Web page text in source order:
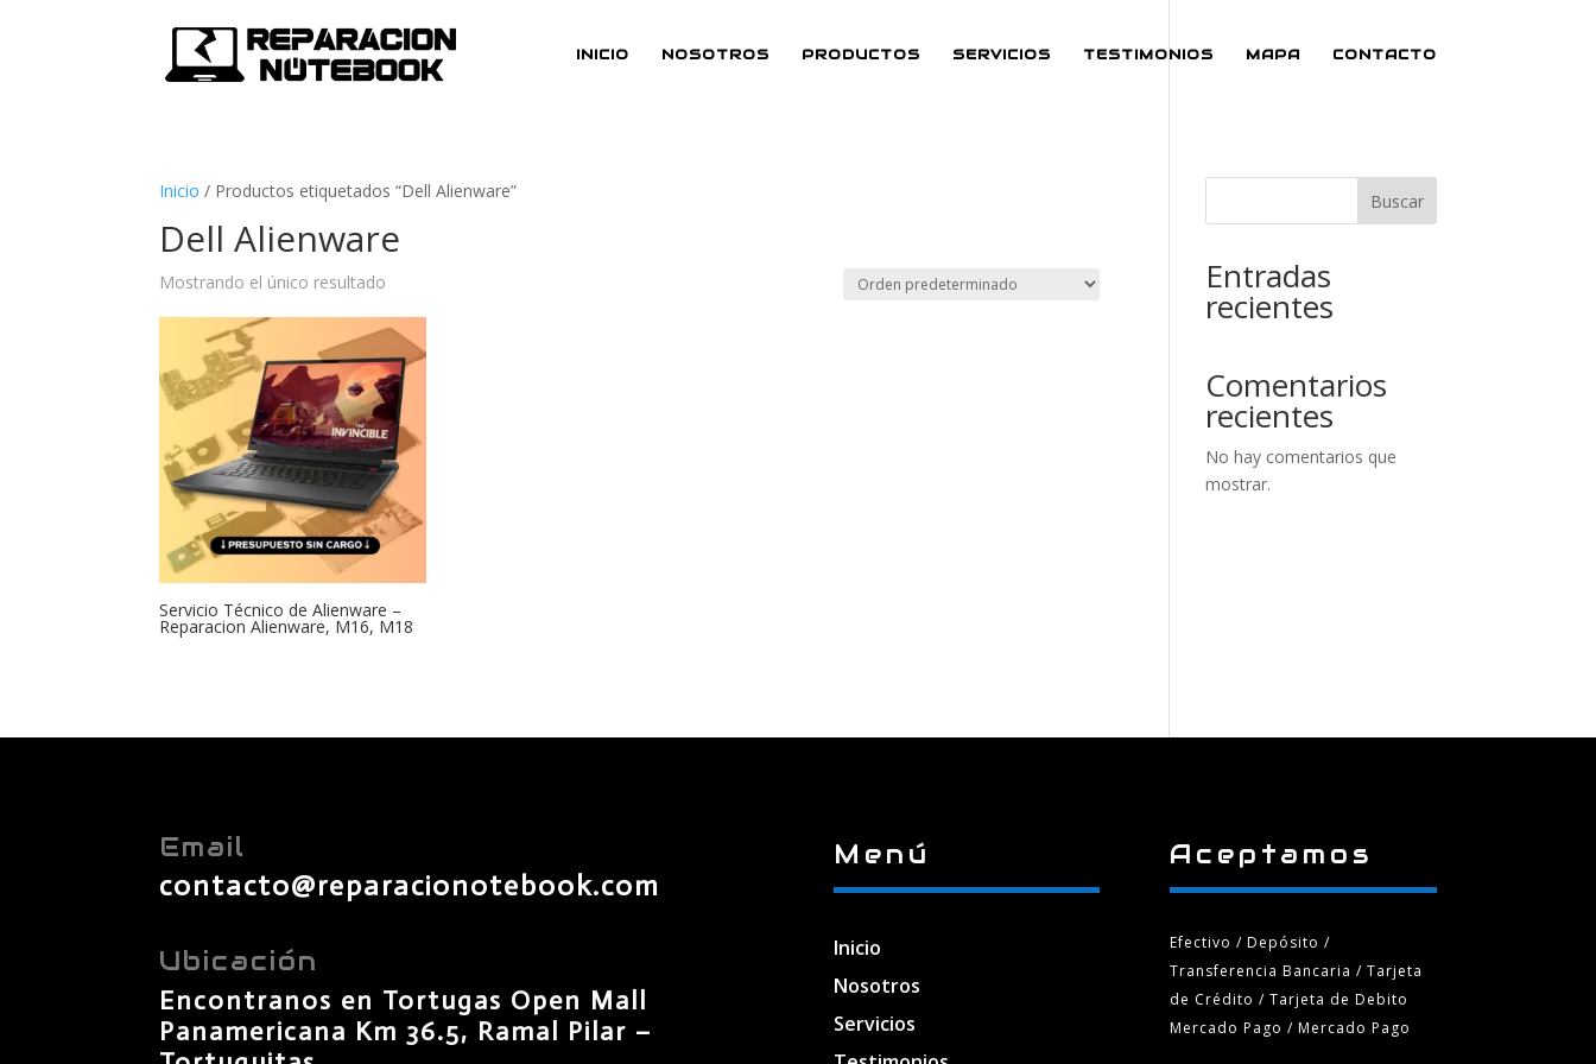
INICIO NOSOTROS PRODUCTOS SERVICIOS TESTIMONIOS MAPA CONTACTO
Inicio / Productos etiquetados “Dell Alienware”
Dell Alienware
Mostrando el único resultado
Servicio Técnico de Alienware –
Reparacion Alienware, M16, M18
Buscar
Entradas
recientes
Comentarios
recientes
No hay comentarios que
mostrar.
Email
contacto@reparacionotebook.com
Ubicación
Encontranos en Tortugas Open Mall
Panamericana Km 36.5, Ramal Pilar –
Menú
Inicio
Nosotros
Servicios
Aceptamos
Efectivo / Depósito /
Transferencia Bancaria/ Tarjeta
de Crédito / Tarjeta de Debito
Mercado Pago / Mercado Pago